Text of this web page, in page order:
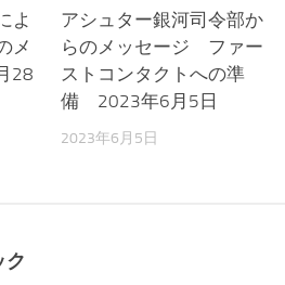
よ
メ
28
アシュター銀河司令部か
らのメッセージ ファー
ストコンタクトへの準
備 2023年6月5日
2023年6月5日
ク